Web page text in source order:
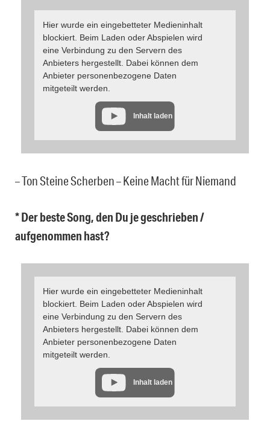
Hier wurde ein eingebetteter Medieninhalt
blockiert. Beim Laden oder Abspielen wird
eine Verbindung zu den Servern des
Anbieters hergestellt. Dabei können dem
Anbieter personenbezogene Daten
mitgeteilt werden.
Inhalt laden
– Ton Steine Scherben – Keine Macht für Niemand
* Der beste Song, den Du je geschrieben /
aufgenommen hast?
Hier wurde ein eingebetteter Medieninhalt
blockiert. Beim Laden oder Abspielen wird
eine Verbindung zu den Servern des
Anbieters hergestellt. Dabei können dem
Anbieter personenbezogene Daten
mitgeteilt werden.
Inhalt laden